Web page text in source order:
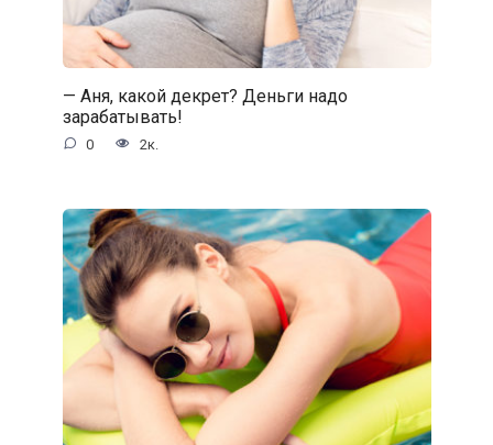
— Аня, какой декрет? Деньги надо
зарабатывать!
0 2к.